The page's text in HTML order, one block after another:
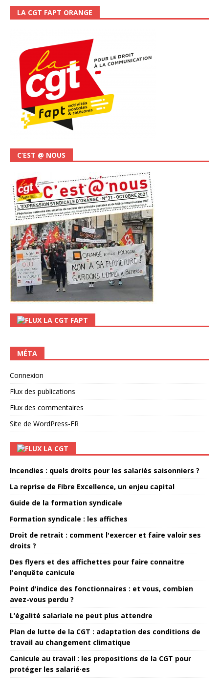
LA CGT FAPT ORANGE
C’EST @ NOUS
LA CGT FAPT
MÉTA
Connexion
Flux des publications
Flux des commentaires
Site de WordPress-FR
LA CGT
Incendies : quels droits pour les salariés saisonniers ?
La reprise de Fibre Excellence, un enjeu capital
Guide de la formation syndicale
Formation syndicale : les affiches
Droit de retrait : comment l'exercer et faire valoir ses
droits ?
Des flyers et des affichettes pour faire connaitre
l'enquête canicule
Point d'indice des fonctionnaires : et vous, combien
avez-vous perdu ?
L’égalité salariale ne peut plus attendre
Plan de lutte de la CGT : adaptation des conditions de
travail au changement climatique
Canicule au travail : les propositions de la CGT pour
protéger les salarié·es